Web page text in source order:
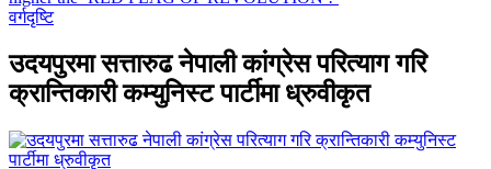
वर्गदृष्टि
उदयपुरमा सत्तारुढ नेपाली कांग्रेस परित्याग गरि
क्रान्तिकारी कम्युनिस्ट पार्टीमा ध्रुवीकृत